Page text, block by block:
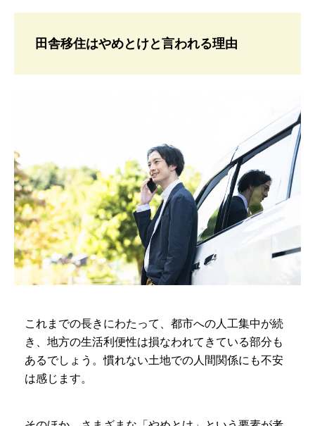
田舎移住はやめとけと言われる理由
これまでの長きにわたって、都市への人工集中が続
き、地方の生活利便性は損なわれてきている部分も
あるでしょう。慣れない土地での人間関係にも不安
は感じます。